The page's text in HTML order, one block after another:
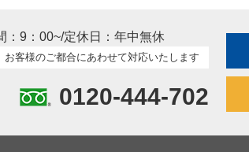
：9：00~/定休日：年中無休
お客様のご都合にあわせて対応いたします
0120-444-702